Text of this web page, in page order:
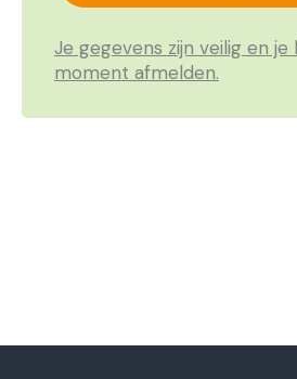
Je gegevens zijn veilig en
moment afmelden.